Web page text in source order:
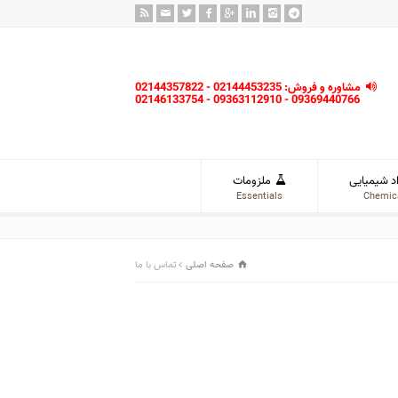
مشاوره و فروش: 02144453235 - 02144357822
09369440766 - 09363112910 - 02146133754
شیمیایی ملزومات
Essentials
صفحه اصلی تماس با ما